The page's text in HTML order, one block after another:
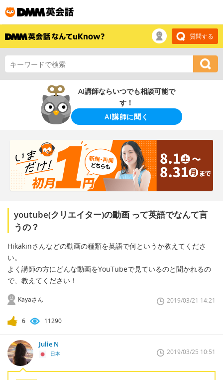
質問する
AI講師ならいつでも相談可能で
す！
AI講師に聞く
youtube(クリエイター)の動画 って英語でなんて言
うの？
Hikakinさんなどの動画の種類を英語で何というか教えてくださ
い。
よく講師の方にどんな動画をYouTubeで見ているのと聞かれるの
で、教えてください！
Kayaさん 2019/03/21 14:21
6 11290
Julie N
日本 2019/03/25 10:51